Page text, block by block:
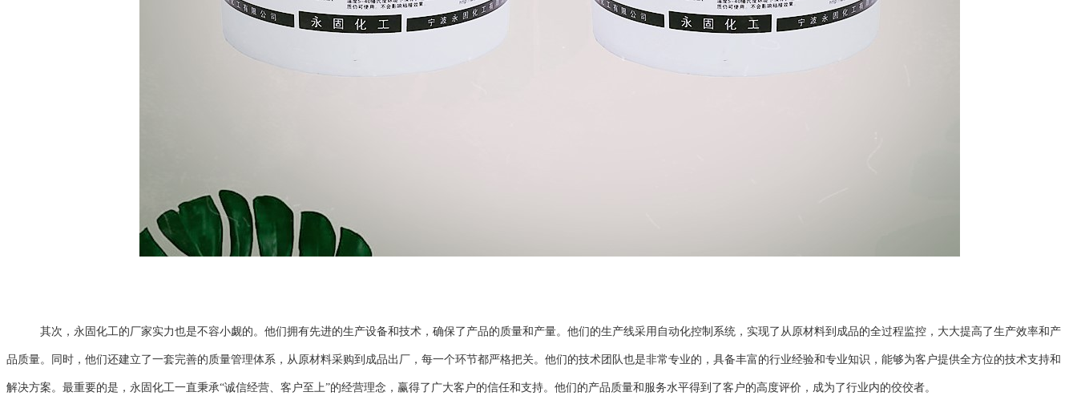
其次，永固化工的厂家实力也是不容小觑的。他们拥有先进的生产设备和技术，确保了产品的质量和产量。他们的生产线采用自动化控制系统，实现了从原材料到成品的全过程监控，大大提高了生产效率和产
品质量。同时，他们还建立了一套完善的质量管理体系，从原材料采购到成品出厂，每一个环节都严格把关。他们的技术团队也是非常专业的，具备丰富的行业经验和专业知识，能够为客户提供全方位的技术支持和
解决方案。最重要的是，永固化工一直秉承“诚信经营、客户至上”的经营理念，赢得了广大客户的信任和支持。他们的产品质量和服务水平得到了客户的高度评价，成为了行业内的佼佼者。